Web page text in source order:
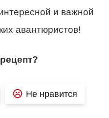
и важной
авантюристов!
Не нравится